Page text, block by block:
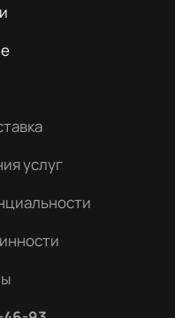
услуг